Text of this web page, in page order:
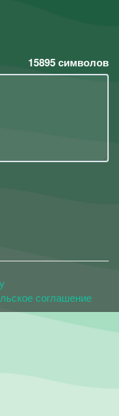
15895символов
соглашение